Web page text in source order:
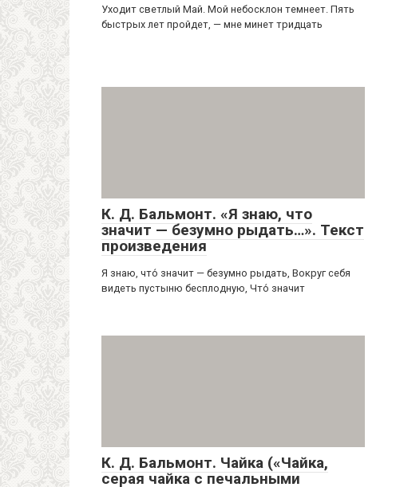
Уходит светлый Май. Мой небосклон темнеет. Пять
быстрых лет пройдет, — мне минет тридцать
К. Д. Бальмонт. «Я знаю, что
значит — безумно рыдать…». Текст
произведения
Я знаю, что́ значит — безумно рыдать, Вокруг себя
видеть пустыню бесплодную, Что́ значит
К. Д. Бальмонт. Чайка («Чайка,
серая чайка с печальными